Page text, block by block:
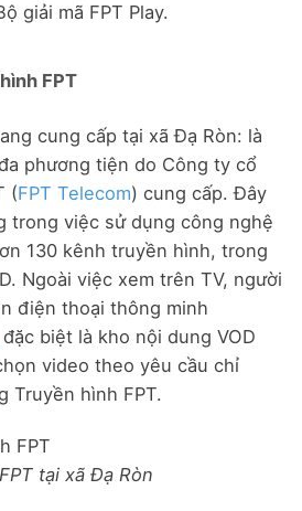
giải mã FPT Play.
FPT
cung cấp tại xã Đạ Ròn: là
phương tiện do Công ty cổ
(FPT Telecom) cung cấp. Đây
trong việc sử dụng công nghệ
130 kênh truyền hình, trong
Ngoài việc xem trên TV, người
điện thoại thông minh
đặc biệt là kho nội dung VOD
video theo yêu cầu chỉ
Truyền hình FPT.
tại xã Đạ Ròn